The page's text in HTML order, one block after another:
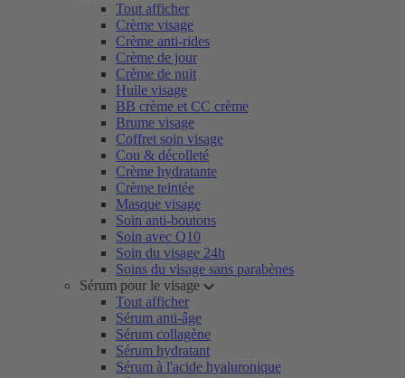
Tout afficher
Crème visage
Crème anti-rides
Crème de jour
Crème de nuit
Huile visage
BB crème et CC crème
Brume visage
Coffret soin visage
Cou & décolleté
Crème hydratante
Crème teintée
Masque visage
Soin anti-boutons
Soin avec Q10
Soin du visage 24h
Soins du visage sans parabènes
Sérum pour le visage
Tout afficher
Sérum anti-âge
Sérum collagène
Sérum hydratant
Sérum à l'acide hyaluronique